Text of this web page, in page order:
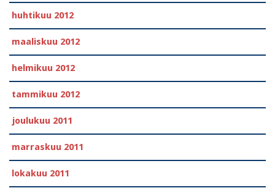
huhtikuu 2012
maaliskuu 2012
helmikuu 2012
tammikuu 2012
joulukuu 2011
marraskuu 2011
lokakuu 2011